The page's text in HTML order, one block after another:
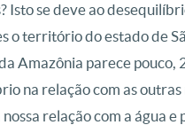
Isto se deve ao
o território do estado de
Amazônia parece
na relação com as outras
relação com a água